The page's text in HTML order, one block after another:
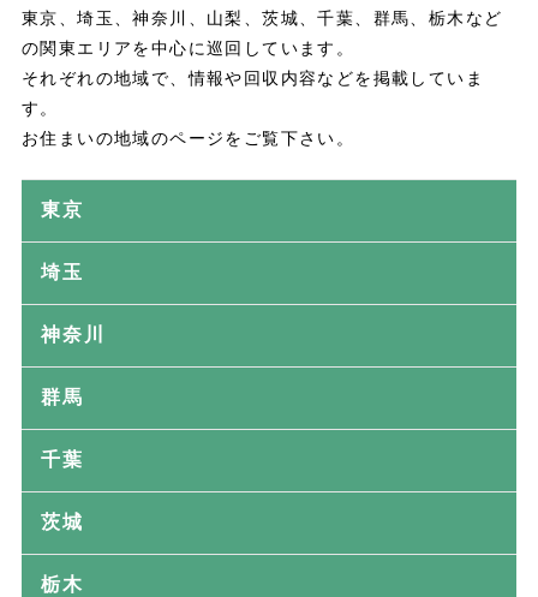
東京、埼玉、神奈川、山梨、茨城、千葉、群馬、栃木など
の関東エリアを中心に巡回しています。
それぞれの地域で、情報や回収内容などを掲載していま
す。
お住まいの地域のページをご覧下さい。
東京
埼玉
神奈川
群馬
千葉
茨城
栃木